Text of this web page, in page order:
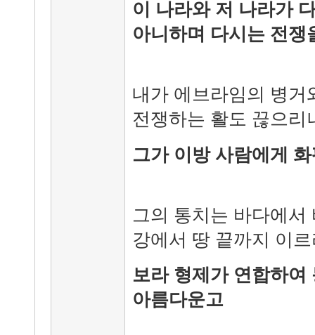
이 나라와 저 나라가
아니하며 다시는 전쟁
내가 에브라임의 병거
전쟁하는 활도 끊으리
그가 이방 사람에게
그의 통치는 바다에서
강에서 땅 끝까지 이
보라 형제가 연합하여
아름다운고